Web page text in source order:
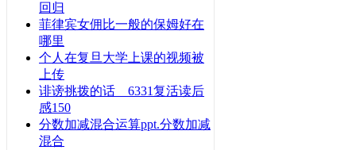
回归
菲律宾女佣比一般的保姆好在
哪里
个人在复旦大学上课的视频被
上传
诽谤挑拨的话 6331复活读后
感150
分数加减混合运算ppt.分数加减
混合